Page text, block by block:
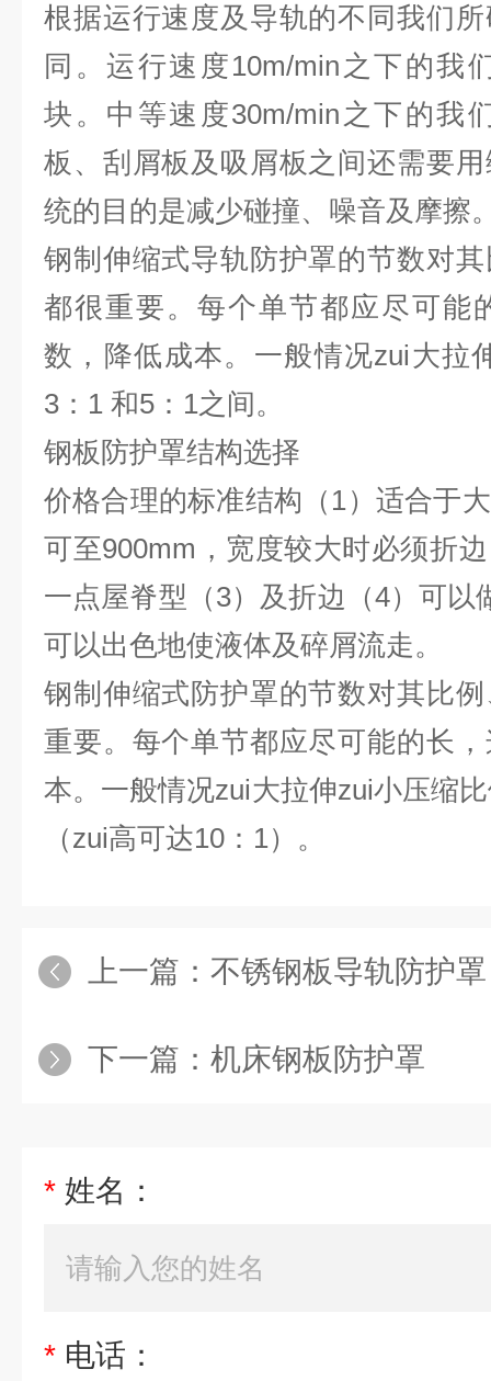
根据运行速度及导轨的不同我们
同。运行速度10m/min之下的我
块。中等速度30m/min之下的我
板、刮屑板及吸屑板之间还需要
统的目的是减少碰撞、噪音及摩擦
钢制伸缩式导轨防护罩的节数对
都很重要。每个单节都应尽可能
数，降低成本。一般情况zui大拉
3：1 和5：1之间。
钢板防护罩结构选择
价格合理的标准结构（1）适合于
可至900mm，宽度较大时必须折
一点屋脊型（3）及折边（4）可以
可以出色地使液体及碎屑流走。
钢制伸缩式防护罩的节数对其比
重要。每个单节都应尽可能的长
本。一般情况zui大拉伸zui小压缩
（zui高可达10：1）。
上一篇： 不锈钢板导轨防护罩
下一篇： 机床钢板防护罩
* 姓名：
* 电话：